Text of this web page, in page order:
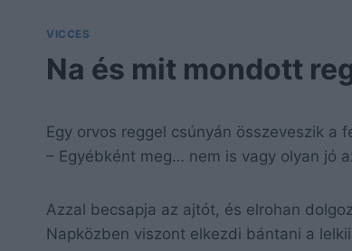
VICCES
Na és mit mondott
Egy orvos reggel csúnyán összeveszik a
– Egyébként meg… nem is vagy olyan jó
Azzal becsapja az ajtót, és elrohan
Napközben viszont elkezdi bántani a